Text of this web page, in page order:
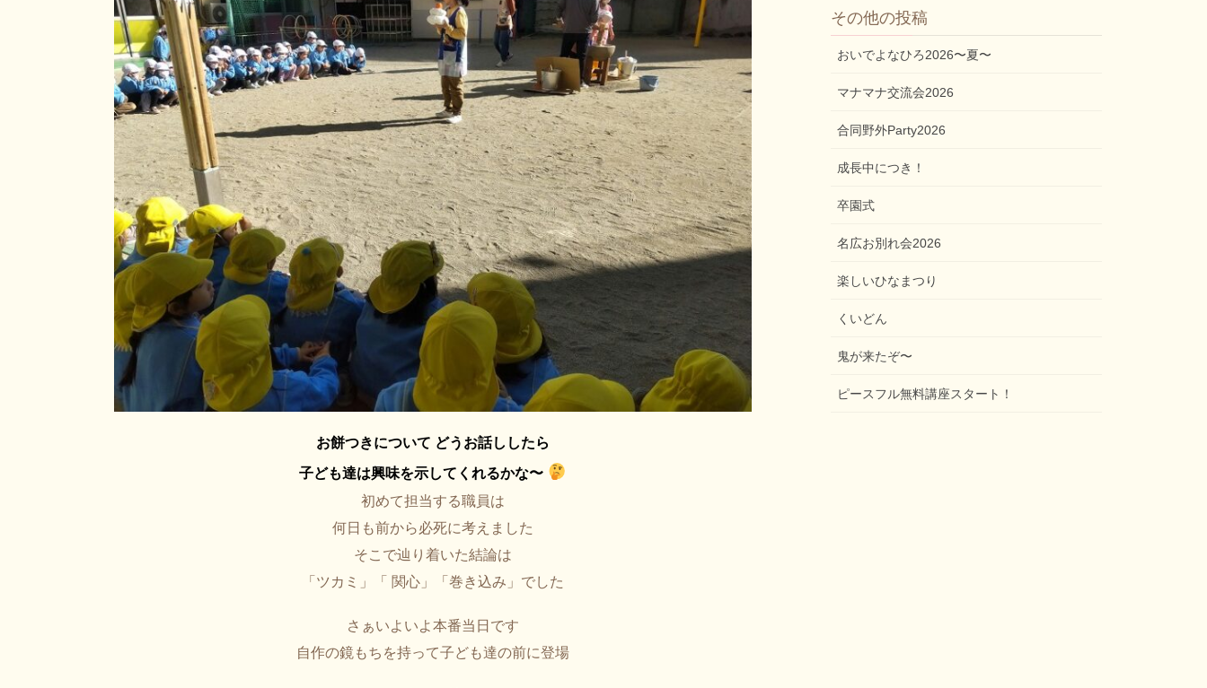
お餅つきについて どうお話ししたら
子ども達は興味を示してくれるかな〜
初めて担当する職員は
何日も前から必死に考えました
そこで辿り着いた結論は
「ツカミ」「 関心」「巻き込み」でした
さぁいよいよ本番当日です
自作の鏡もちを持って子ども達の前に登場
その他の投稿
おいでよなひろ2026〜夏〜
マナマナ交流会2026
合同野外Party2026
成長中につき！
卒園式
名広お別れ会2026
楽しいひなまつり
くいどん
鬼が来たぞ〜
ピースフル無料講座スタート！